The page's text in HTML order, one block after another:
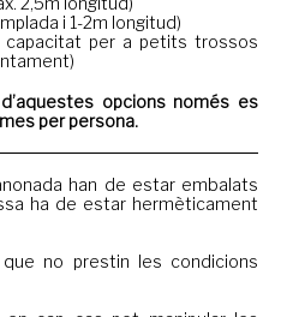
i 1-2m longitud)
capacitat per a petits trossos
opcions només es
per persona.
han de estar embalats
ha de estar hermèticament
no prestin les condicions